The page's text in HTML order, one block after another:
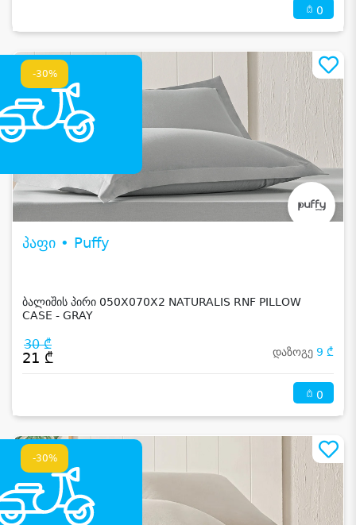
0
-30%
პაფი • Puffy
ბალიშის პირი 050X070X2 NATURALIS RNF PILLOW
CASE - GRAY
30 ₾
21 ₾ დაზოგე 9 ₾
0
-30%